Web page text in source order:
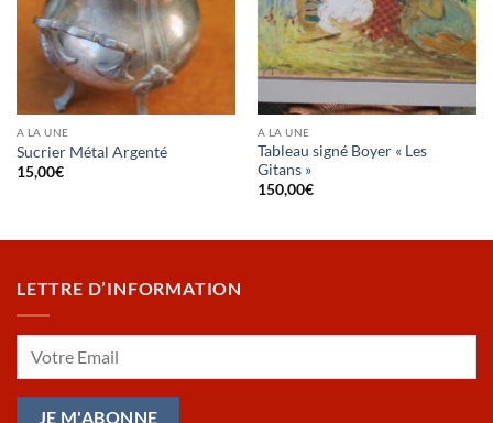
A LA UNE
Sucrier Métal Argenté
15,00€
A LA UNE
Tableau signé Boyer « Les
Gitans »
150,00€
LETTRE D’INFORMATION